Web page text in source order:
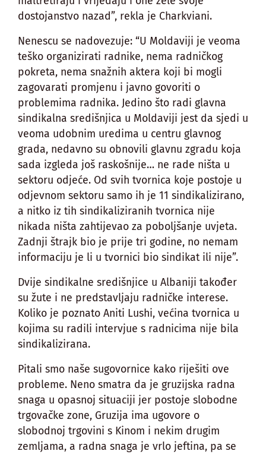
dostojanstvo nazad”, rekla je Charkviani.
Nenescu se nadovezuje: “U Moldaviji je veoma
teško organizirati radnike, nema radničkog
pokreta, nema snažnih aktera koji bi mogli
zagovarati promjenu i javno govoriti o
problemima radnika. Jedino što radi glavna
sindikalna središnjica u Moldaviji jest da sjedi u
veoma udobnim uredima u centru glavnog
grada, nedavno su obnovili glavnu zgradu koja
sada izgleda još raskošnije… ne rade ništa u
sektoru odjeće. Od svih tvornica koje postoje u
odjevnom sektoru samo ih je 11 sindikalizirano,
a nitko iz tih sindikaliziranih tvornica nije
nikada ništa zahtijevao za poboljšanje uvjeta.
Zadnji štrajk bio je prije tri godine, no nemam
informaciju je li u tvornici bio sindikat ili nije”.
Dvije sindikalne središnjice u Albaniji također
su žute i ne predstavljaju radničke interese.
Koliko je poznato Aniti Lushi, većina tvornica u
kojima su radili intervjue s radnicima nije bila
sindikalizirana.
Pitali smo naše sugovornice kako riješiti ove
probleme. Neno smatra da je gruzijska radna
snaga u opasnoj situaciji jer postoje slobodne
trgovačke zone, Gruzija ima ugovore o
slobodnoj trgovini s Kinom i nekim drugim
zemljama, a radna snaga je vrlo jeftina, pa se